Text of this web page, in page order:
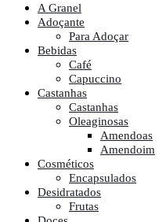
A Granel
Adoçante
Para Adoçar
Bebidas
Café
Capuccino
Castanhas
Castanhas
Oleaginosas
Amendoas
Amendoim
Cosméticos
Encapsulados
Desidratados
Frutas